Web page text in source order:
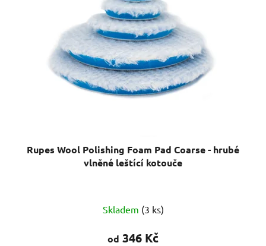
Rupes Wool Polishing Foam Pad Coarse - hrubé
vlněné leštící kotouče
hodnocení
produktu
Skladem (3 ks)
od 346 Kč